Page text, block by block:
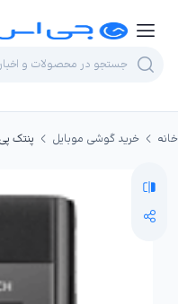
خانه خرید گوشی موبایل پنتک پی